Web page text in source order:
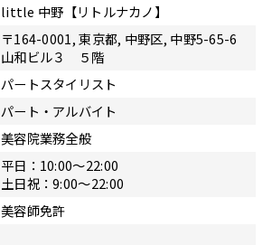
little 中野【リトルナカノ】
〒164-0001, 東京都, 中野区, 中野5-65-6
山和ビル３ ５階
パートスタイリスト
パート・アルバイト
美容院業務全般
平日：10:00～22:00
土日祝：9:00～22:00
美容師免許